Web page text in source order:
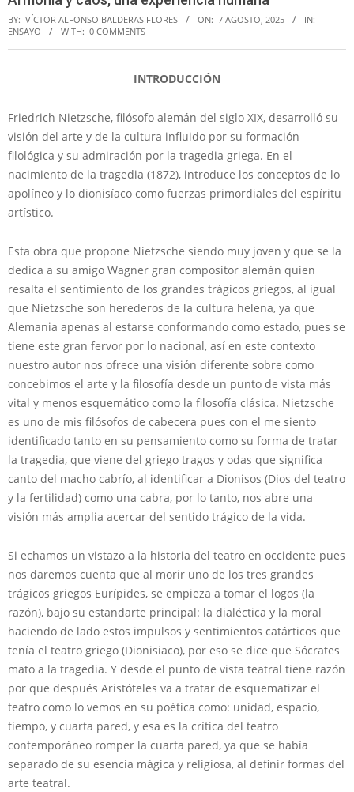
BY: VÍCTOR ALFONSO BALDERAS FLORES ON: 7 AGOSTO, 2025
IN:
ENSAYO
WITH: 0 COMMENTS
INTRODUCCIÓN
Friedrich Nietzsche, filósofo alemán del siglo XIX, desarrolló su
visión del arte y de la cultura influido por su formación
filológica y su admiración por la tragedia griega. En el
nacimiento de la tragedia (1872), introduce los conceptos de lo
apolíneo y lo dionisíaco como fuerzas primordiales del espíritu
artístico.
Esta obra que propone Nietzsche siendo muy joven y que se la
dedica a su amigo Wagner gran compositor alemán quien
resalta el sentimiento de los grandes trágicos griegos, al igual
que Nietzsche son herederos de la cultura helena, ya que
Alemania apenas al estarse conformando como estado, pues se
tiene este gran fervor por lo nacional, así en este contexto
nuestro autor nos ofrece una visión diferente sobre como
concebimos el arte y la filosofía desde un punto de vista más
vital y menos esquemático como la filosofía clásica. Nietzsche
es uno de mis filósofos de cabecera pues con el me siento
identificado tanto en su pensamiento como su forma de tratar
la tragedia, que viene del griego tragos y odas que significa
canto del macho cabrío, al identificar a Dionisos (Dios del teatro
y la fertilidad) como una cabra, por lo tanto, nos abre una
visión más amplia acercar del sentido trágico de la vida.
Si echamos un vistazo a la historia del teatro en occidente pues
nos daremos cuenta que al morir uno de los tres grandes
trágicos griegos Eurípides, se empieza a tomar el logos (la
razón), bajo su estandarte principal: la dialéctica y la moral
haciendo de lado estos impulsos y sentimientos catárticos que
tenía el teatro griego (Dionisiaco), por eso se dice que Sócrates
mato a la tragedia. Y desde el punto de vista teatral tiene razón
por que después Aristóteles va a tratar de esquematizar el
teatro como lo vemos en su poética como: unidad, espacio,
tiempo, y cuarta pared, y esa es la crítica del teatro
contemporáneo romper la cuarta pared, ya que se había
separado de su esencia mágica y religiosa, al definir formas del
arte teatral.